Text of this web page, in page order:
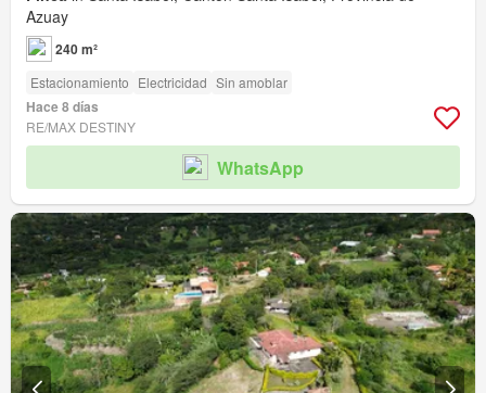
Azuay
240 m²
Estacionamiento Electricidad Sin amoblar
Hace 8 días
RE/MAX DESTINY
WhatsApp